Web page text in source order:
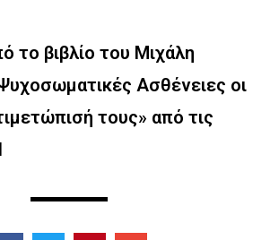
το βιβλίο του Μιχάλη
Ασθένειες οι
τους» από τις